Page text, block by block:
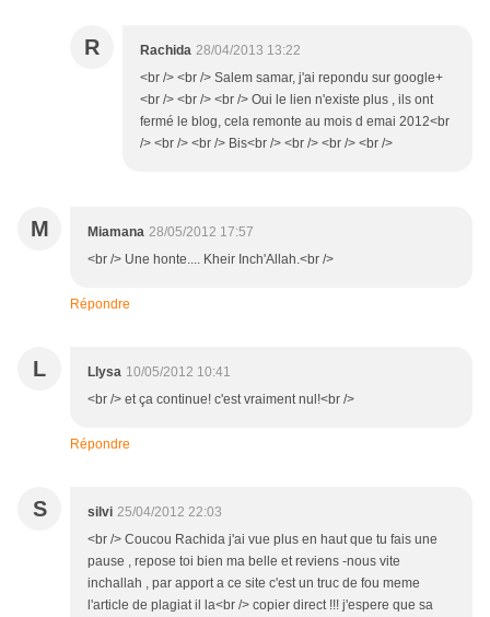
R Rachida 28/04/2013 13:22
<br /> <br /> Salem samar, j'ai repondu sur google+
<br /> <br /> <br /> Oui le lien n'existe plus , ils ont
fermé le blog, cela remonte au mois d emai 2012<br
/> <br /> <br /> Bis<br /> <br /> <br /> <br />
M Miamana 28/05/2012 17:57
<br /> Une honte.... Kheir Inch'Allah.<br />
Répondre
L Llysa 10/05/2012 10:41
<br /> et ça continue! c'est vraiment nul!<br />
Répondre
S silvi 25/04/2012 22:03
<br /> Coucou Rachida j'ai vue plus en haut que tu fais une
pause , repose toi bien ma belle et reviens -nous vite
inchallah , par apport a ce site c'est un truc de fou meme
l'article de plagiat il la<br /> copier direct !!! j'espere que sa